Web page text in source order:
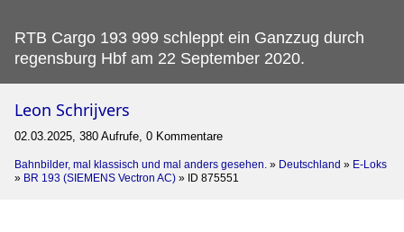
RTB Cargo 193 999 schleppt ein Ganzzug durch
regensburg Hbf am 22 September 2020.
Leon Schrijvers
02.03.2025, 380 Aufrufe, 0 Kommentare
Bahnbilder, mal klassisch und mal anders gesehen. » Deutschland » E-Loks
» BR 193 (SIEMENS Vectron AC) » ID 875551